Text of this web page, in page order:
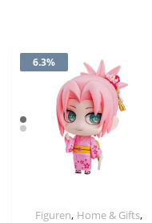
6.3%
Figuren, Home & Gifts,